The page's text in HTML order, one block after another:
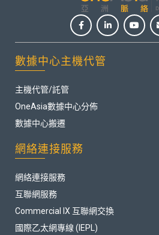
數據中心主機代管
主機代管/託管
OneAsia數據中心分佈
數據中心搬遷
網絡連接服務
網絡連接服務
互聯網服務
Commercial IX 互聯網交換
國際乙太網專線 (IEPL)